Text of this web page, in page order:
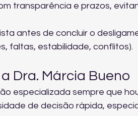
transparência e prazos,
antes de concluir o
faltas, estabilidade, conflitos).
Dra. Márcia Bueno
especializada sempre que
de decisão rápida,